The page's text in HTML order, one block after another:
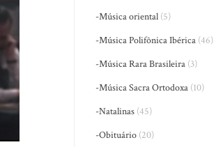
-Música oriental (5)
-Música Polifônica Ibérica (46)
-Música Rara Brasileira (3)
-Música Sacra Ortodoxa (10)
-Natalinas (45)
-Obituário (20)